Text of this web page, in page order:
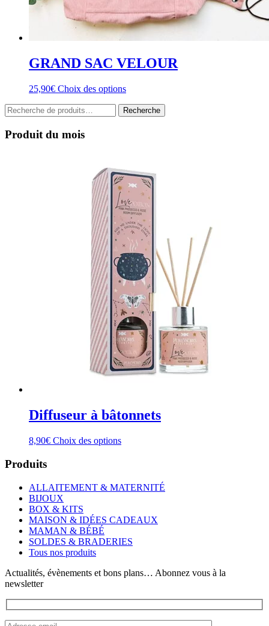
GRAND SAC VELOUR
25,90€ Choix des optionsCe
a
être
choisies
la
page
du
produit
Recherche
pour :
Recherche
Produit du mois
Diffuseur à bâtonnets
8,90€ Choix des optionsCe
variations.
Les
peuvent
être
choisies
sur
page
du
Produits
ALLAITEMENT & MATERNITÉ
BIJOUX
BOX & KITS
MAISON & IDÉES CADEAUX
MAMAN & BÉBÉ
SOLDES & BRADERIES
Tous nos produits
Actualités, évènements et bons plans… Abonnez vous à la
newsletter